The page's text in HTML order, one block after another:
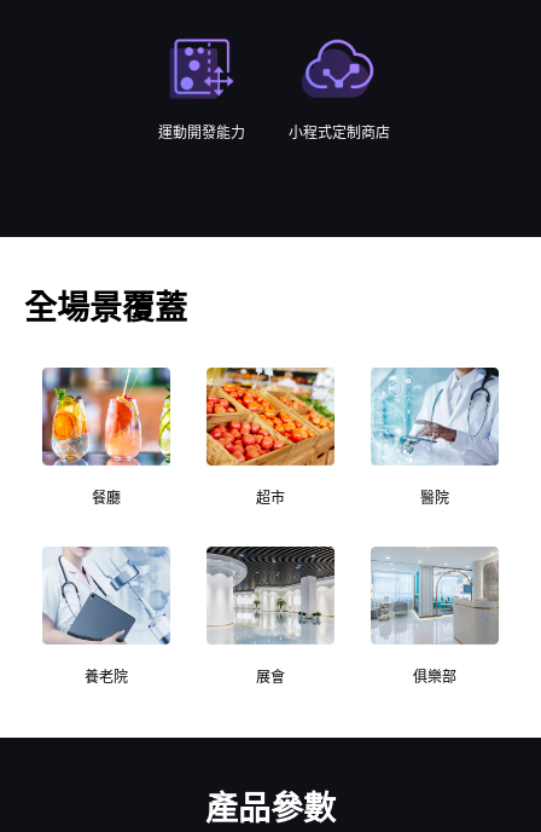
運動開發能力 小程式定制商店
全場景覆蓋
餐廳 超市 醫院
養老院 展會 俱樂部
產品參數